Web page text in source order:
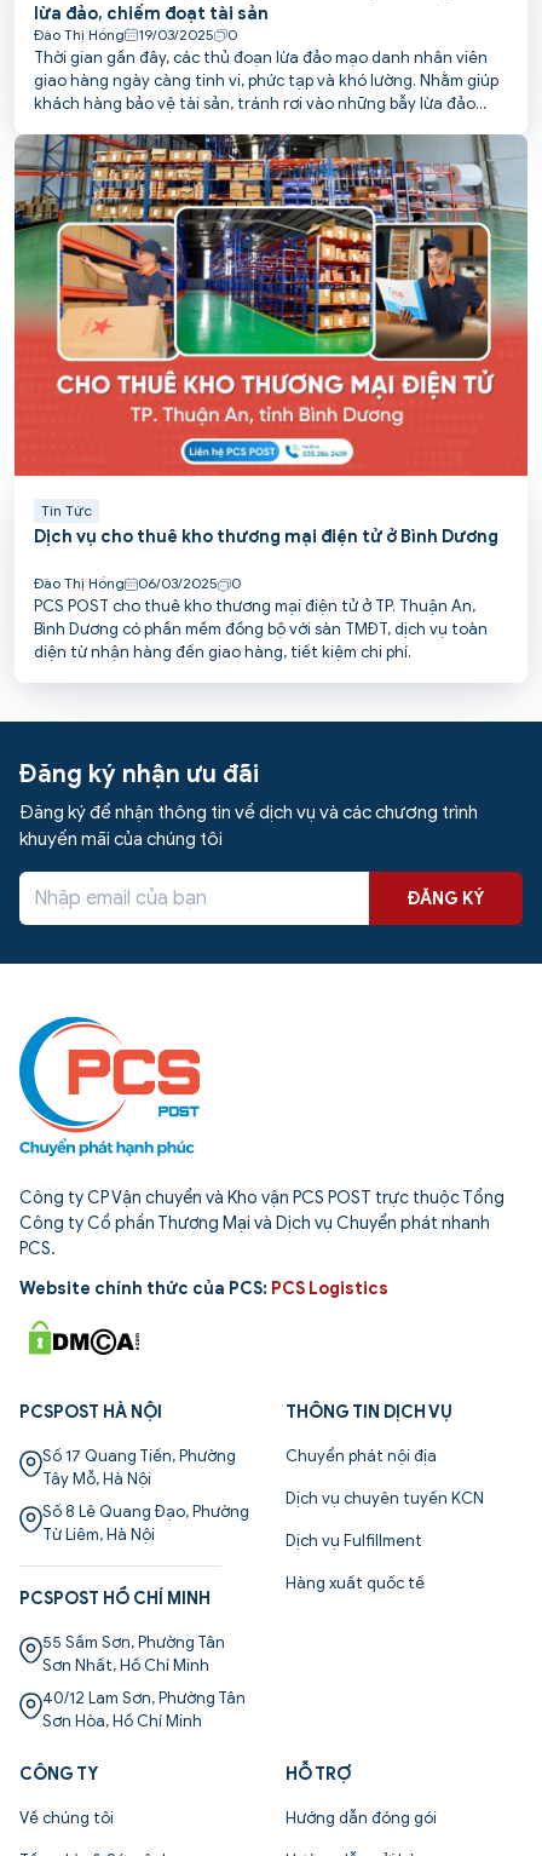
lừa đảo, chiếm đoạt tài sản
Đào Thị Hồng 19/03/2025 0
Thời gian gần đây, các thủ đoạn lừa đảo mạo danh nhân viên
giao hàng ngày càng tinh vi, phức tạp và khó lường. Nhằm giúp
khách hàng bảo vệ tài sản, tránh rơi vào những bẫy lừa đảo
ra khuyến cáo cụ thể.
Tin Tức
Dịch vụ cho thuê kho thương mại điện tử ở Bình Dương
Đào Thị Hồng 06/03/2025 0
PCS POST cho thuê kho thương mại điện tử ở TP. Thuận An,
Bình Dương có phần mềm đồng bộ với sàn TMĐT, dịch vụ toàn
diện từ nhận hàng đến giao hàng, tiết kiệm chi phí.
Đăng ký nhận ưu đãi
Đăng ký để nhận thông tin về dịch vụ và các chương trình
khuyến mãi của chúng tôi
ĐĂNG KÝ
Công ty CP Vận chuyển và Kho vận PCS POST trực thuộc Tổng
Công ty Cổ phần Thương Mại và Dịch vụ Chuyển phát nhanh
PCS.
Website chính thức của PCS: PCS Logistics
PCSPOST HÀ NỘI
Số 17 Quang Tiến, Phường
Tây Mỗ, Hà Nội
Số 8 Lê Quang Đạo, Phường
Từ Liêm, Hà Nội
PCSPOST HỒ CHÍ MINH
55 Sầm Sơn, Phường Tân
Sơn Nhất, Hồ Chí Minh
40/12 Lam Sơn, Phường Tân
Sơn Hòa, Hồ Chí Minh
THÔNG TIN DỊCH VỤ
Chuyển phát nội địa
Dịch vụ chuyên tuyến KCN
Dịch vụ Fulfillment
Hàng xuất quốc tế
CÔNG TY
Về chúng tôi
HỖ TRỢ
Hướng dẫn đóng gói